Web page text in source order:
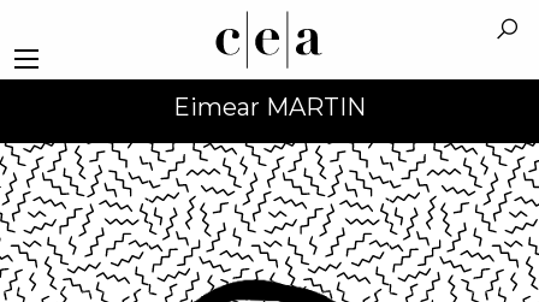
Eimear MARTIN